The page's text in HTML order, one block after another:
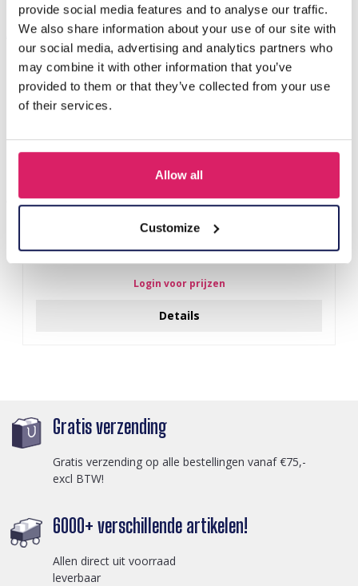
provide social media features and to analyse our traffic.
We also share information about your use of our site with
our social media, advertising and analytics partners who
may combine it with other information that you’ve
provided to them or that they’ve collected from your use
of their services.
Allow all
Customize
Anderen kochten ook
Q-D7.2 T2405-016 Knitted Positive Chicken 8.5cm
Login voor prijzen
Details
Gratis verzending
Gratis verzending op alle bestellingen vanaf €75,-
excl BTW!
6000+ verschillende artikelen!
Allen direct uit voorraad
leverbaar